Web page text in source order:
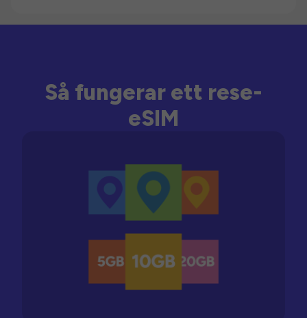
Så fungerar ett rese-
eSIM